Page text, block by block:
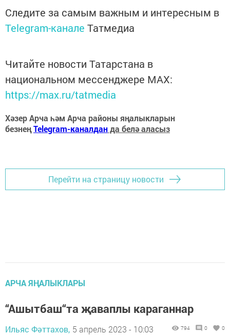
Следите за самым важным и интересным в
Telegram-канале Татмедиа
Читайте новости Татарстана в
национальном мессенджере MАХ:
https://max.ru/tatmedia
Хәзер Арча һәм Арча районы яңалыкларын
безнеңTelegram-каналданда белә аласыз
Перейти на страницу новости
АРЧА ЯҢАЛЫКЛАРЫ
“Ашытбаш“та җаваплы караганнар
Ильяс Фәттахов, 5 апрель 2023 - 10:03 794 0 0